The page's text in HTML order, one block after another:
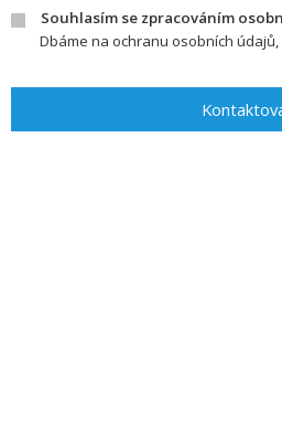
Souhlasím se zpracováním
Dbáme na ochranu osobních